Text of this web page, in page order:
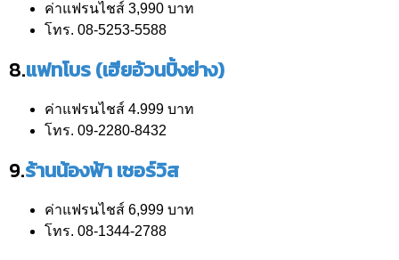
ค่าแฟรนไชส์ 3,990 บาท
โทร. 08-5253-5588
8.แฟทโบร (เฮียอ้วนปิ้งย่าง)
ค่าแฟรนไชส์ 4.999 บาท
โทร. 09-2280-8432
9.ร้านน้องฟ้า เซอร์วิส
ค่าแฟรนไชส์ 6,999 บาท
โทร. 08-1344-2788